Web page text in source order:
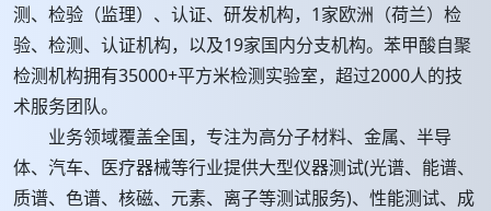
测、检验（监理）、认证、研发机构，1家欧洲（荷兰）检
验、检测、认证机构，以及19家国内分支机构。苯甲酸自聚
检测机构拥有35000+平方米检测实验室，超过2000人的技
术服务团队。
业务领域覆盖全国，专注为高分子材料、金属、半导
体、汽车、医疗器械等行业提供大型仪器测试(光谱、能谱、
质谱、色谱、核磁、元素、离子等测试服务)、性能测试、成